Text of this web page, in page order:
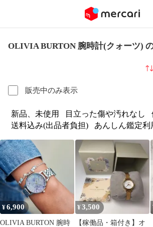
OLIVIA BURTON 腕時計(クォーツ)
販売中のみ表示
並
新品、未使用 目立った傷や汚れなし
送料込み(出品者負担)
あんしん鑑定利
¥6,900
OLIVIA BURTON 腕時
¥3,500
【稼働品・箱付き】オ